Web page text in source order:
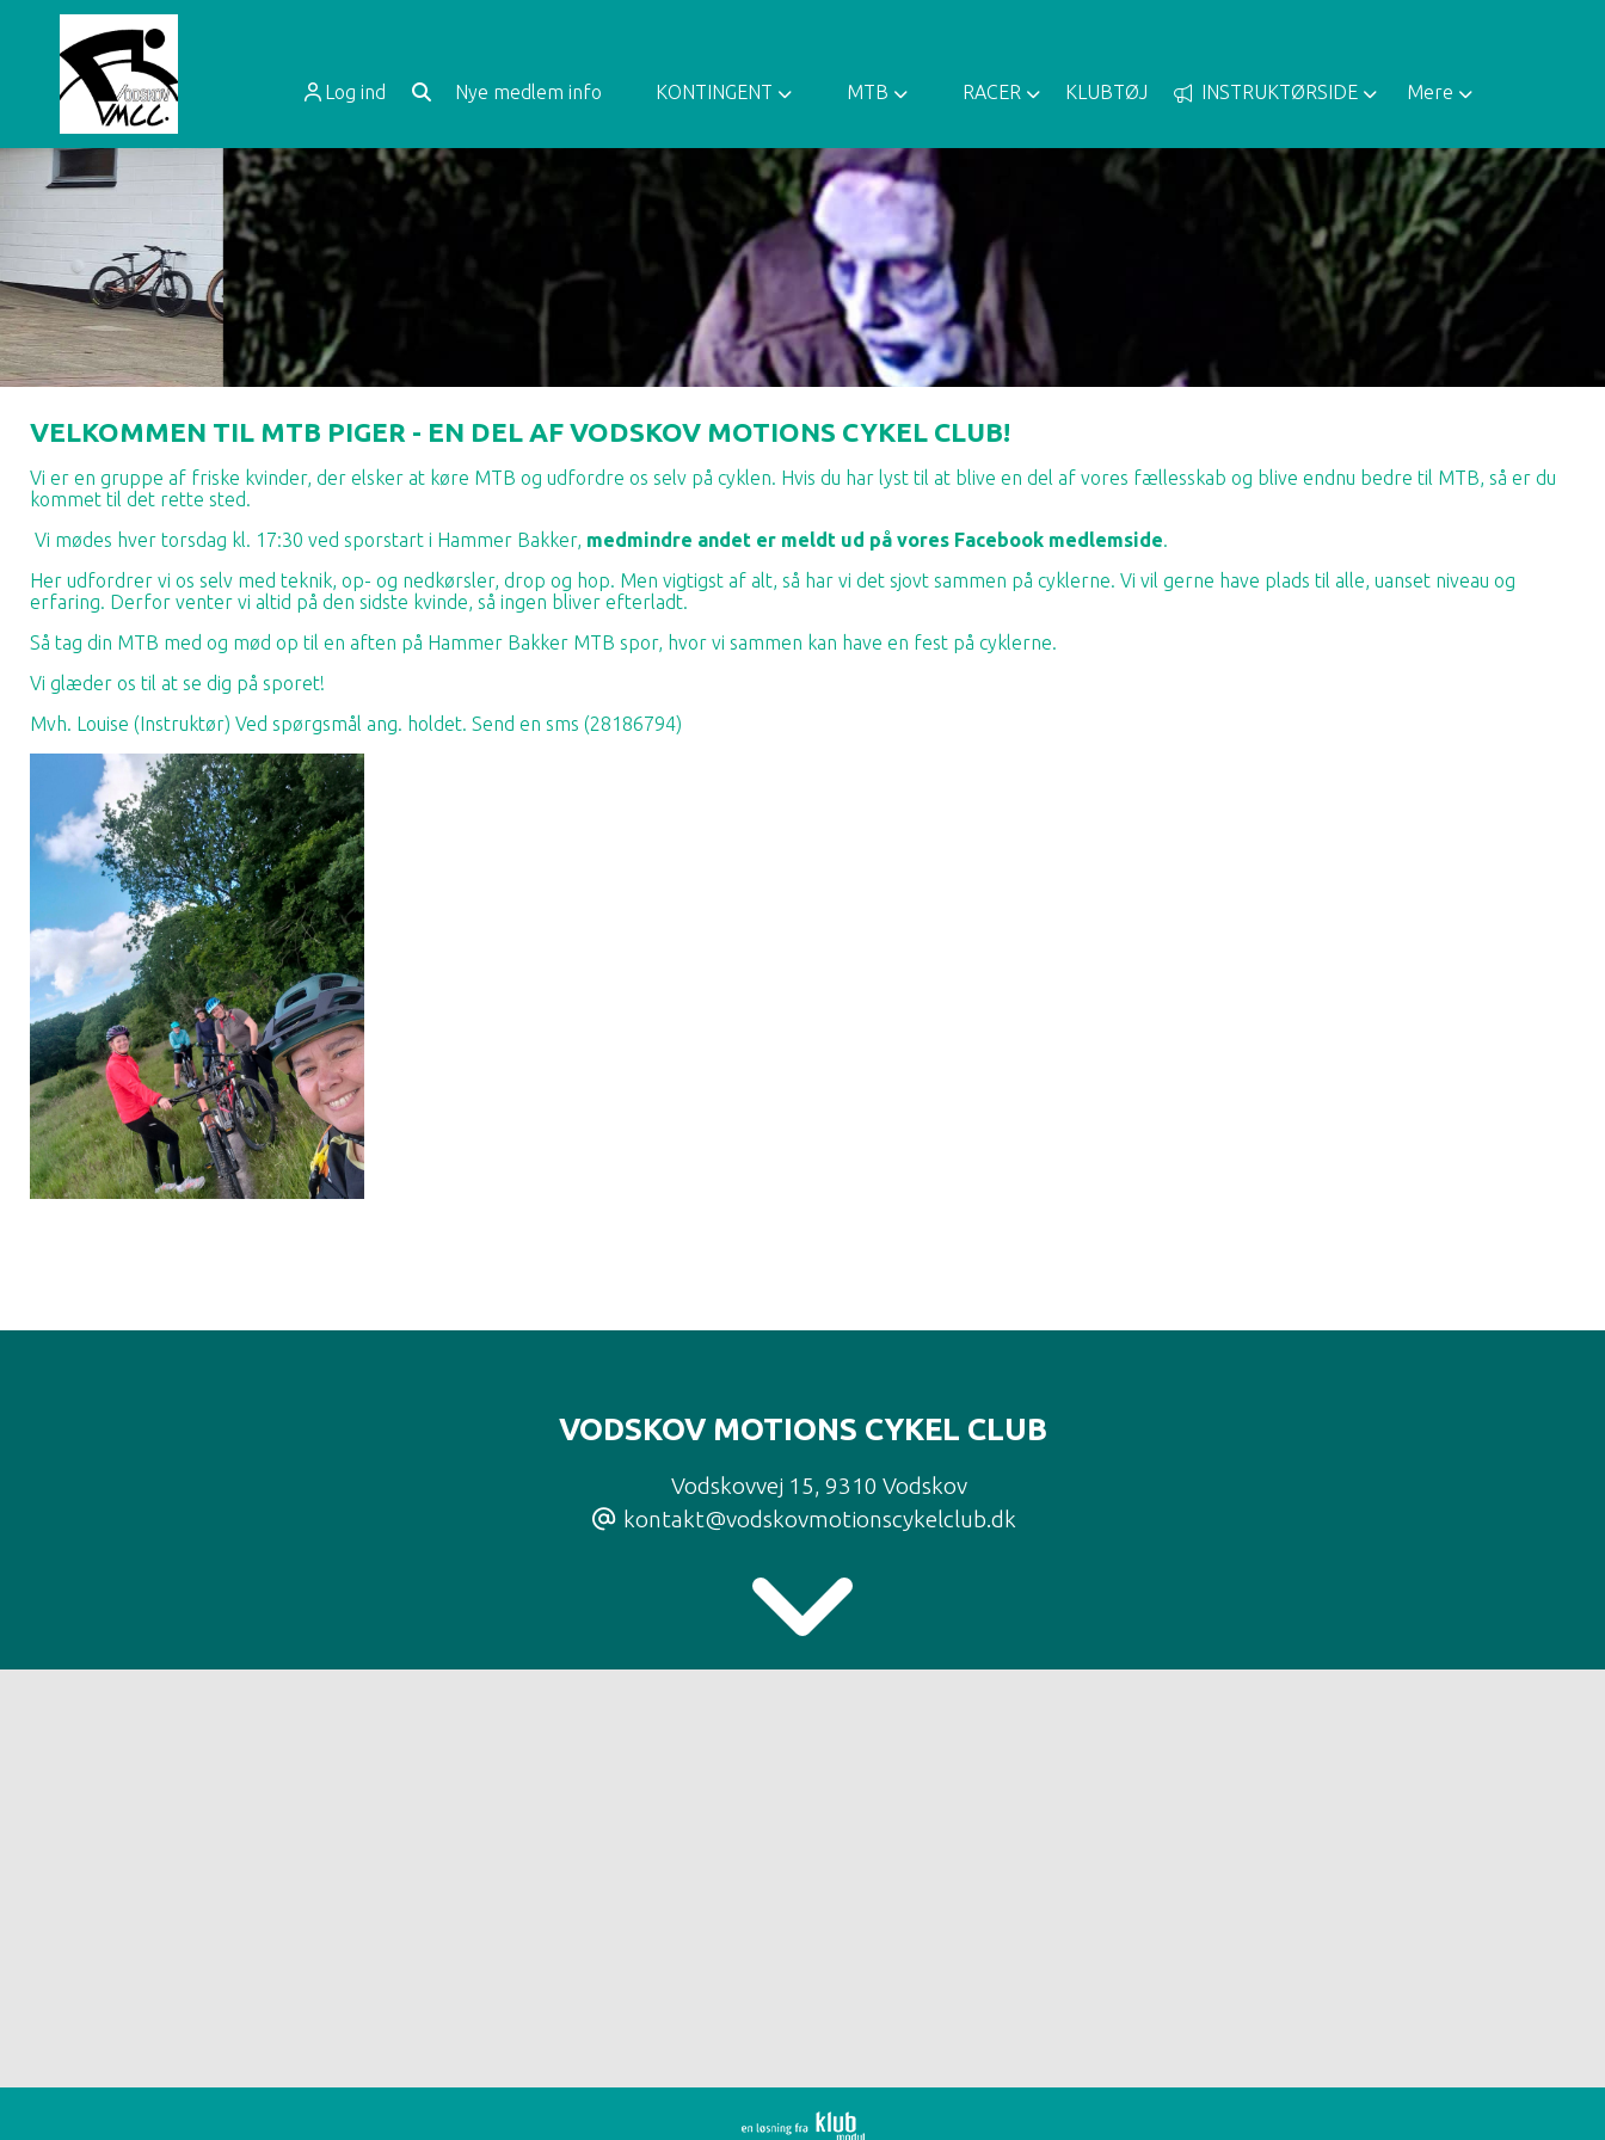
Log ind Nye medlem info KONTINGENT MTB RACER KLUBTØJ INSTRUKTØRSIDE Mere
VELKOMMEN TIL MTB PIGER - EN DEL AF VODSKOV MOTIONS CYKEL CLUB!
Vi er en gruppe af friske kvinder, der elsker at køre MTB og udfordre os selv på cyklen. Hvis du har lyst til at blive en del af vores fællesskab og blive endnu bedre til MTB, så er du
kommet til det rette sted.
Vi mødes hver torsdag kl. 17:30 ved sporstart i Hammer Bakker, medmindre andet er meldt ud på vores Facebook medlemside.
Her udfordrer vi os selv med teknik, op- og nedkørsler, drop og hop. Men vigtigst af alt, så har vi det sjovt sammen på cyklerne. Vi vil gerne have plads til alle, uanset niveau og
erfaring. Derfor venter vi altid på den sidste kvinde, så ingen bliver efterladt.
Så tag din MTB med og mød op til en aften på Hammer Bakker MTB spor, hvor vi sammen kan have en fest på cyklerne.
Vi glæder os til at se dig på sporet!
Mvh. Louise (Instruktør) Ved spørgsmål ang. holdet. Send en sms (28186794)
VODSKOV MOTIONS CYKEL CLUB
Vodskovvej 15, 9310 Vodskov
kontakt@vodskovmotionscykelclub.dk